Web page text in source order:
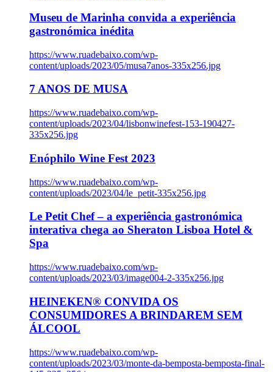
Museu de Marinha convida a experiência
gastronómica inédita
https://www.ruadebaixo.com/wp-
content/uploads/2023/05/musa7anos-335x256.jpg
7 ANOS DE MUSA
https://www.ruadebaixo.com/wp-
content/uploads/2023/04/lisbonwinefest-153-190427-
335x256.jpg
Enóphilo Wine Fest 2023
https://www.ruadebaixo.com/wp-
content/uploads/2023/04/le_petit-335x256.jpg
Le Petit Chef – a experiência gastronómica
interativa chega ao Sheraton Lisboa Hotel &
Spa
https://www.ruadebaixo.com/wp-
content/uploads/2023/03/image004-2-335x256.jpg
HEINEKEN® CONVIDA OS
CONSUMIDORES A BRINDAREM SEM
ÁLCOOL
https://www.ruadebaixo.com/wp-
content/uploads/2023/03/monte-da-bemposta-bemposta-final-